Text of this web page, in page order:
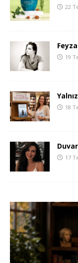
22
19
18
17